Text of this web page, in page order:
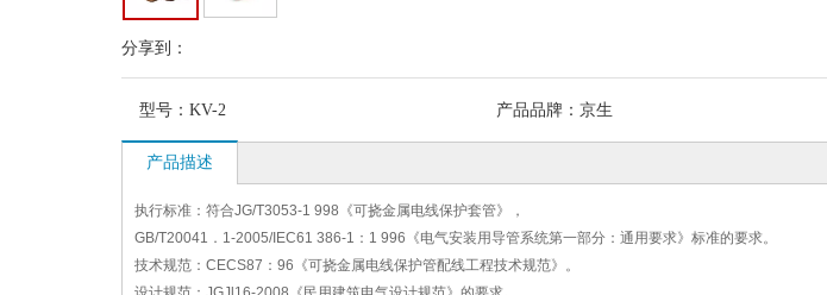
分享到：
型号： KV-2 产品品牌：京生
产品描述
执行标准：符合JG/T3053-1 998《可挠金属电线保护套管》，
GB/T20041．1-2005/IEC61 386-1：1 996《电气安装用导管系统第一部分：通用要求》标准的要求。
技术规范：CECS87：96《可挠金属电线保护管配线工程技术规范》。